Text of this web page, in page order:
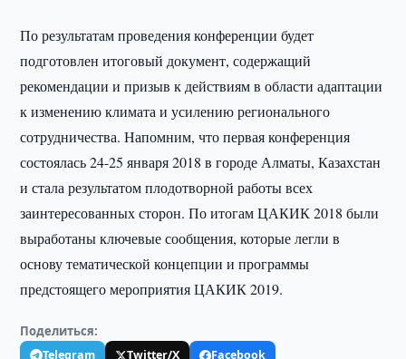
По результатам проведения конференции будет
подготовлен итоговый документ, содержащий
рекомендации и призыв к действиям в области адаптации
к изменению климата и усилению регионального
сотрудничества. Напомним, что первая конференция
состоялась 24-25 января 2018 в городе Алматы, Казахстан
и стала результатом плодотворной работы всех
заинтересованных сторон. По итогам ЦАКИК 2018 были
выработаны ключевые сообщения, которые легли в
основу тематической концепции и программы
предстоящего мероприятия ЦАКИК 2019.
Поделиться:
Telegram Twitter/X
Facebook